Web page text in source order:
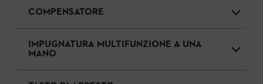
COMPENSATORE
IMPUGNATURA MULTIFUNZIONE A UNA
MANO